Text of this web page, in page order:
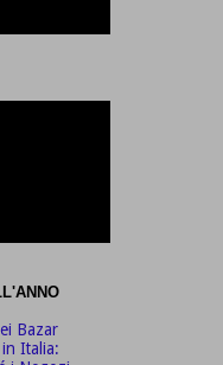
Bazar
in Italia: